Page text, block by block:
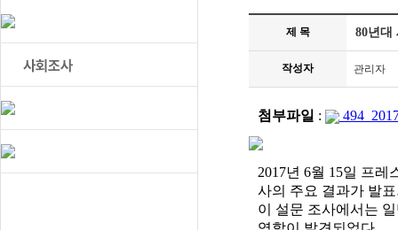
제 목 80년대
작성자 관리자
첨부파일 :
2017년 6월 15일 프
사의 주요 결과가 발
이 설문 조사에서는